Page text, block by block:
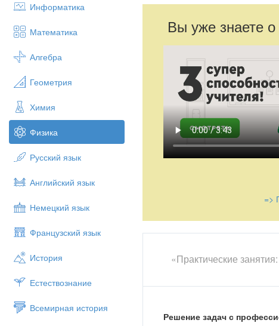
Информатика
Математика
Алгебра
Геометрия
Химия
Физика
Русский язык
Английский язык
Немецкий язык
Французский язык
История
Естествознание
Всемирная история
Вы уже знаете о
=>
«Практические
Решение задач с